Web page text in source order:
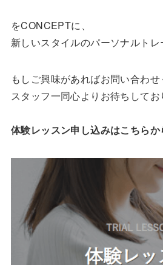
をCONCEPTに、
新しいスタイルのパーソナルトレ
もしご興味があればお問い合わせ
スタッフ一同心よりお待ちして
体験レッスン申し込みはこちらか